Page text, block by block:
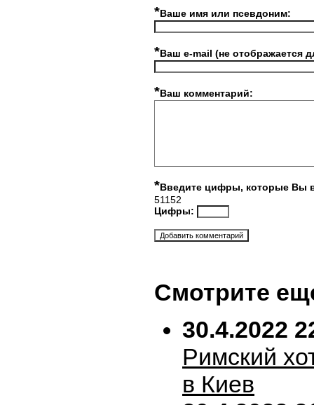
*Ваше имя или псевдоним:
*Ваш e-mail (не отображается
*Ваш комментарий:
*Введите цифры, которые Вы
51152
Цифры:
Смотрите
30.4.2022
Римский
в Киев